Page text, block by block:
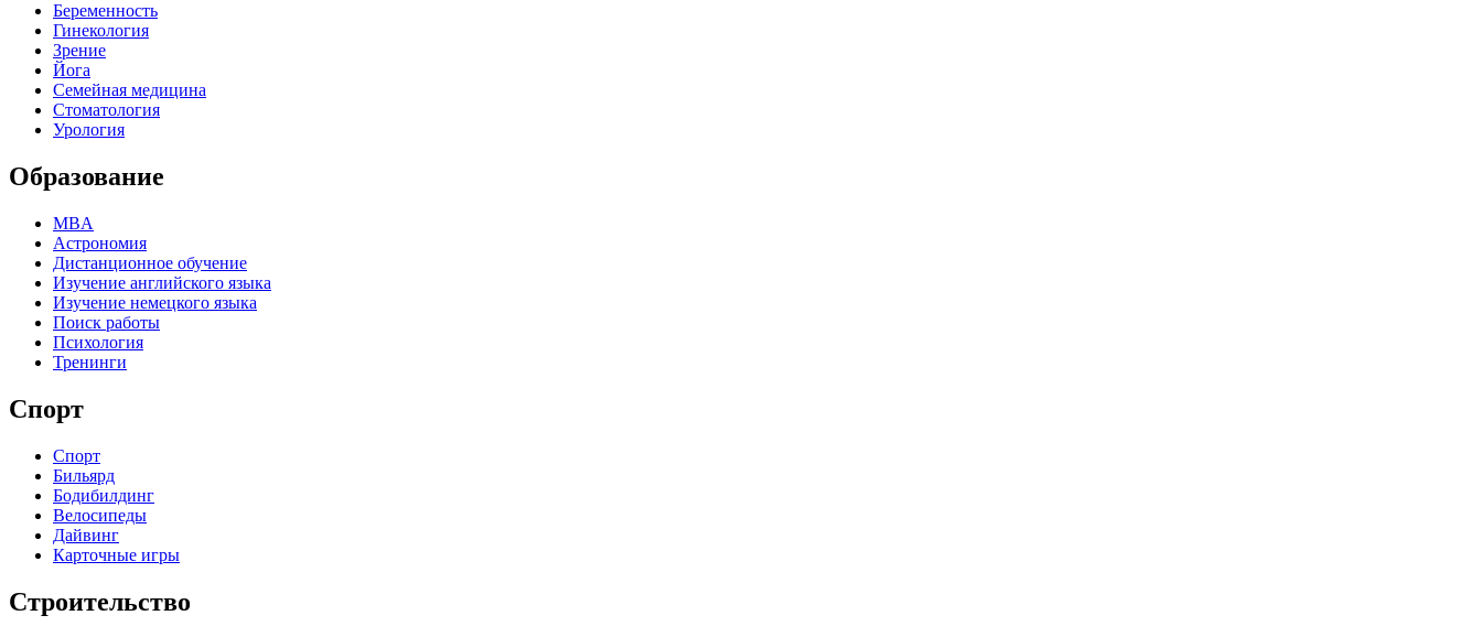
Беременность
Гинекология
Зрение
Йога
Семейная медицина
Стоматология
Урология
Образование
MBA
Астрономия
Дистанционное обучение
Изучение английского языка
Изучение немецкого языка
Поиск работы
Психология
Тренинги
Спорт
Спорт
Бильярд
Бодибилдинг
Велосипеды
Дайвинг
Карточные игры
Строительство